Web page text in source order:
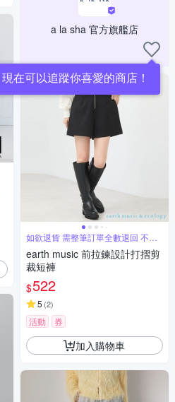
a la sha 官方旗艦店
現在可以追蹤你喜愛的商店！
如欲退貨 需整筆訂單全數退回 不能
單退
earth music 前拉鍊設計打摺剪
裁短褲
$522
5 (2)
活動 券
加入購物車